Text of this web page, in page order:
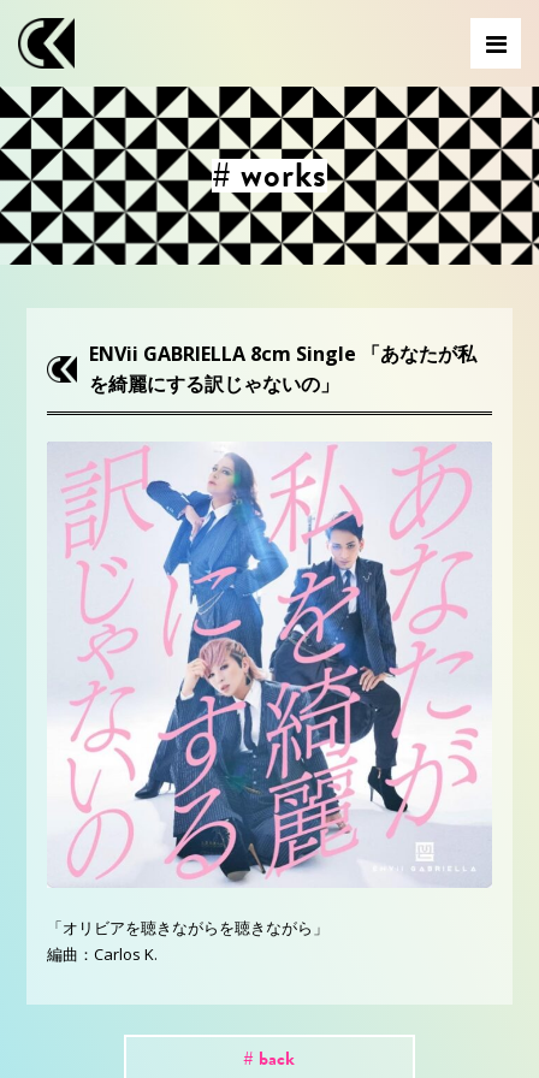
# works
ENVii GABRIELLA 8cm Single 「あなたが私
を綺麗にする訳じゃないの」
「オリビアを聴きながらを聴きながら」
編曲：Carlos K.
# back